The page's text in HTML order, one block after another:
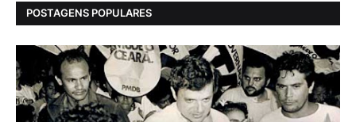
POSTAGENS POPULARES